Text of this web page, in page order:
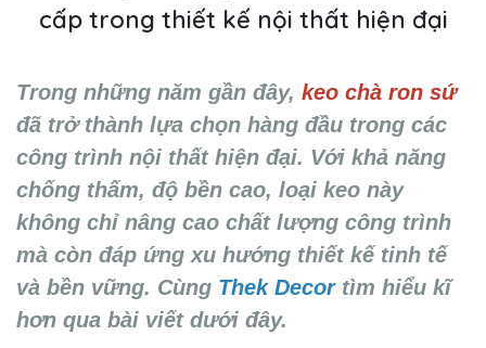
cấp trong thiết kế nội thất hiện đại
Trong những năm gần đây, keo chà ron sứ
đã trở thành lựa chọn hàng đầu trong các
công trình nội thất hiện đại. Với khả năng
chống thấm, độ bền cao, loại keo này
không chỉ nâng cao chất lượng công trình
mà còn đáp ứng xu hướng thiết kế tinh tế
và bền vững. Cùng Thek Decor tìm hiểu kĩ
hơn qua bài viết dưới đây.